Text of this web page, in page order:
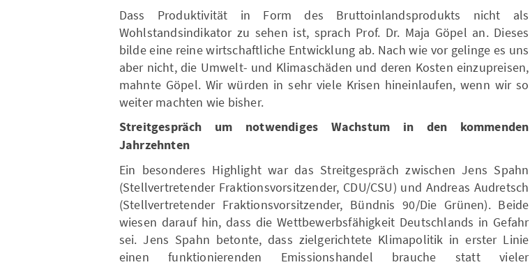
Dass Produktivität in Form des Bruttoinlandsprodukts nicht als
Wohlstandsindikator zu sehen ist, sprach Prof. Dr. Maja Göpel an. Dieses
bilde eine reine wirtschaftliche Entwicklung ab. Nach wie vor gelinge es uns
aber nicht, die Umwelt- und Klimaschäden und deren Kosten einzupreisen,
mahnte Göpel. Wir würden in sehr viele Krisen hineinlaufen, wenn wir so
weiter machten wie bisher.
Streitgespräch um notwendiges Wachstum in den kommenden
Jahrzehnten
Ein besonderes Highlight war das Streitgespräch zwischen Jens Spahn
(Stellvertretender Fraktionsvorsitzender, CDU/CSU) und Andreas Audretsch
(Stellvertretender Fraktionsvorsitzender, Bündnis 90/Die Grünen). Beide
wiesen darauf hin, dass die Wettbewerbsfähigkeit Deutschlands in Gefahr
sei. Jens Spahn betonte, dass zielgerichtete Klimapolitik in erster Linie
einen funktionierenden Emissionshandel brauche statt vieler